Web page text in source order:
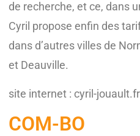
de recherche, et ce, dans
Cyril propose enfin des
dans d’autres villes de
et Deauville.
site internet : cyril-jouault.fr
COM-BO